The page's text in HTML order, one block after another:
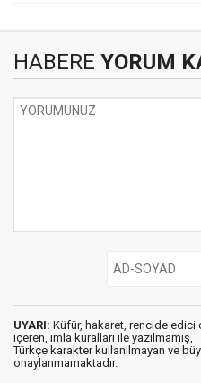
HABERE YORUM
UYARI: Küfür, hakaret, rencide edici
içeren, imla kuralları ile yazılmamış,
Türkçe karakter kullanılmayan ve
onaylanmamaktadır.